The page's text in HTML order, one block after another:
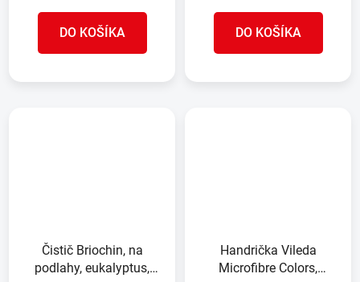
DO KOŠÍKA DO KOŠÍKA
Čistič Briochin, na
podlahy, eukalyptus,
Handrička Vileda
Microfibre Colors,